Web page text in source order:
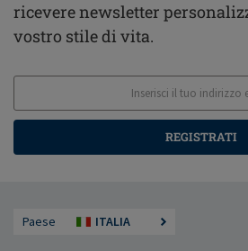
ricevere newsletter
vostro stile di vita.
REGISTRATI
Paese ITALIA